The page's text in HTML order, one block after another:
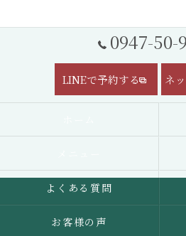
0947-50-
LINEで予約する ネ
よくある質問
お客様の声